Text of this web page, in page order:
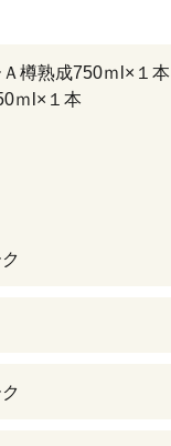
樽熟成750ｍl×１本
ｍl×１本